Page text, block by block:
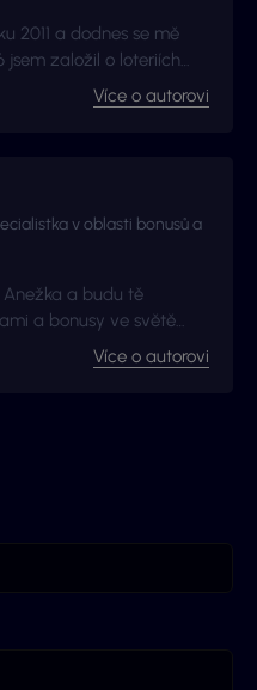
2011 a dodnes se mě
jsem založil o loteriích
v roce 2017
budu moci stále
Více o autorovi
v oblasti bonusů a
Anežka a budu tě
a bonusy ve světě
Více o autorovi